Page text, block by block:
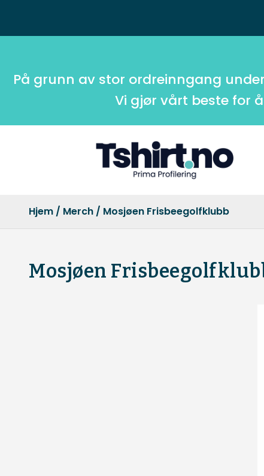
På grunn av stor ordreinngang
Vi gjør vårt beste for
Hjem / Merch / Mosjøen Frisbeegolfklubb
Mosjøen